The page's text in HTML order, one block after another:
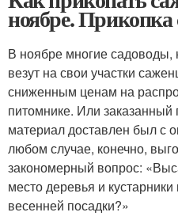
ноябре. Прикопка
В ноябре многие
везут на свои участки
сниженным ценам на
питомнике. Или заказанный
материал доставлен был с
любом случае, конечно,
закономерный вопрос:
место деревья и
весенней посадки?»